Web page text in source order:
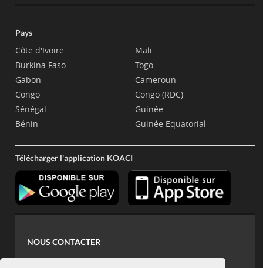
Pays
Côte d'Ivoire
Burkina Faso
Gabon
Congo
Sénégal
Bénin
Mali
Togo
Cameroun
Congo (RDC)
Guinée
Guinée Equatorial
Télécharger l'application KOACI
NOUS CONTACTER